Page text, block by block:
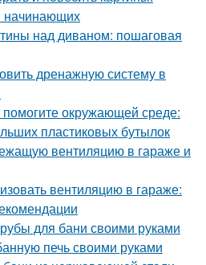
начинающих
над диваном: пошаговая
дренажную систему в
помогите окружающей среде:
пластиковых бутылок
вентиляцию в гараже и
вентиляцию в гараже:
для бани своими руками
печь своими руками